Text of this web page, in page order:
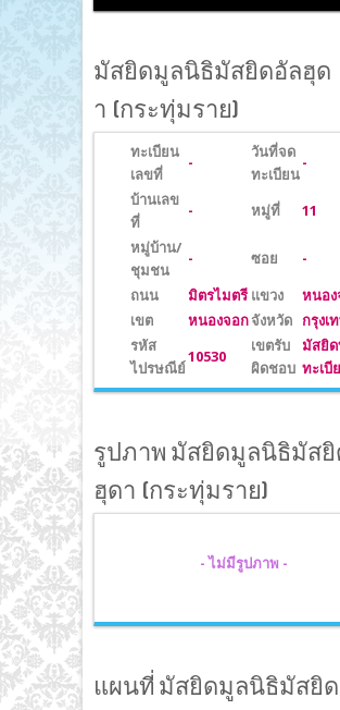
มัสยิดมูลนิธิมัสยิดอัลฮุด
า (กระทุ่มราย)
ทะเบียน
เลขที่
-
วันที่จด
ทะเบียน
-
บ้านเลข
ที่
- หมู่ที่ 11
หมู่บ้าน/
ชุมชน
- ซอย -
ถนน มิตรไมตรี แขวง
หนอง
เขต
หนองจอกจังหวัด
กรุงเ
รหัส
ไปรษณีย์
10530
เขตรับ
ผิดชอบ
มัสยิด
ทะเบี
รูปภาพ มัสยิดมูลนิธิมัส
ฮุดา (กระทุ่มราย)
- ไม่มีรูปภาพ -
แผนที่ มัสยิดมูลนิธิมัสยิ